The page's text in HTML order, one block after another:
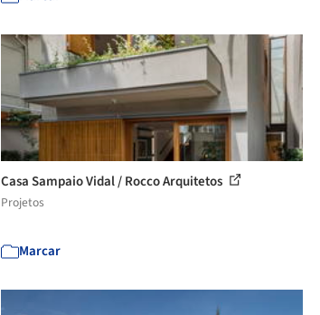
Casa Sampaio Vidal / Rocco Arquitetos
Projetos
Marcar